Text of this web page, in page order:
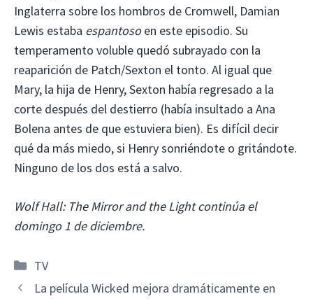
Inglaterra sobre los hombros de Cromwell, Damian
Lewis estaba espantosoen este episodio. Su
temperamento voluble quedó subrayado con la
reaparición de Patch/Sexton el tonto. Al igual que
Mary, la hija de Henry, Sexton había regresado a la
corte después del destierro (había insultado a Ana
Bolena antes de que estuviera bien). Es difícil decir
qué da más miedo, si Henry sonriéndote o gritándote.
Ninguno de los dos está a salvo.
Wolf Hall: The Mirror and the Light continúa el
domingo 1 de diciembre.
Categorías
TV
La película Wicked mejora dramáticamente en